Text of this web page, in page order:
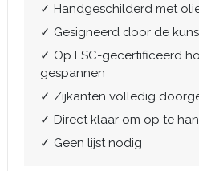
✓ Handgeschilderd met
✓ Gesigneerd door de
✓ Op FSC-gecertificeerd
gespannen
✓ Zijkanten volledig
✓ Direct klaar om op te
✓ Geen lijst nodig